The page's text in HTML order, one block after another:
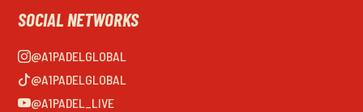
SOCIAL NETWORKS
@A1PADELGLOBAL
@A1PADELGLOBAL
@A1PADEL_LIVE